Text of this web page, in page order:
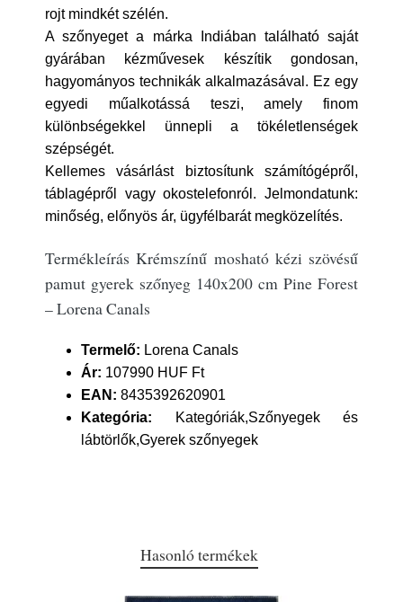
rojt mindkét szélén.
A szőnyeget a márka Indiában található saját
gyárában kézművesek készítik gondosan,
hagyományos technikák alkalmazásával. Ez egy
egyedi műalkotássá teszi, amely finom
különbségekkel ünnepli a tökéletlenségek
szépségét.
Kellemes vásárlást biztosítunk számítógépről,
táblagépről vagy okostelefonról. Jelmondatunk:
minőség, előnyös ár, ügyfélbarát megközelítés.
Termékleírás Krémszínű mosható kézi szövésű
pamut gyerek szőnyeg 140x200 cm Pine Forest
– Lorena Canals
Termelő: Lorena Canals
Ár: 107990 HUF Ft
EAN: 8435392620901
Kategória: Kategóriák,Szőnyegek és
lábtörlők,Gyerek szőnyegek
Hasonló termékek